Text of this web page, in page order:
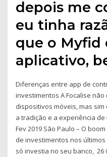
depois me
eu tinha
que o Myfid
aplicativo,
Diferenças entre app de
investimentos A Focalise
dispositivos móveis, mas
a tradição e a experiência
Fev 2019 São Paulo – O
de investimentos nos
só investia no seu banco, 26